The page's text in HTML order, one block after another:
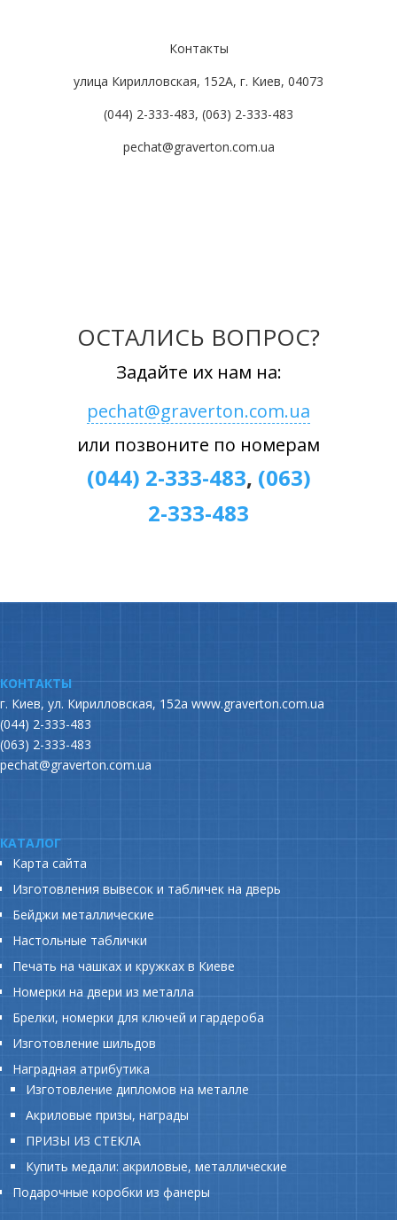
Контакты
улица Кирилловская, 152А, г. Киев, 04073
(044) 2-333-483, (063) 2-333-483
pechat@graverton.com.ua
ОСТАЛИСЬ ВОПРОС?
Задайте их нам на:
pechat@graverton.com.ua
или позвоните по номерам
(044) 2-333-483, (063)
2-333-483
КОНТАКТЫ
г. Киев, ул. Кирилловская, 152а www.graverton.com.ua
(044) 2-333-483
(063) 2-333-483
pechat@graverton.com.ua
КАТАЛОГ
Карта сайта
Изготовления вывесок и табличек на дверь
Бейджи металлические
Настольные таблички
Печать на чашках и кружках в Киеве
Номерки на двери из металла
Брелки, номерки для ключей и гардероба
Изготовление шильдов
Наградная атрибутика
Изготовление дипломов на металле
Акриловые призы, награды
ПРИЗЫ ИЗ СТЕКЛА
Купить медали: акриловые, металлические
Подарочные коробки из фанеры